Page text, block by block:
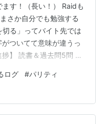
す！（長い！） Raidも
さか自分でも勉強する
る」ってバイト先では
ついてて意味が違うっ
】 読書＆過去問5問 キ
【今日のつまずき】
きた！ 「0（ゼ
（2台のHDDを使うけど
く書き込みは早い。ただ
ログ #パリティ